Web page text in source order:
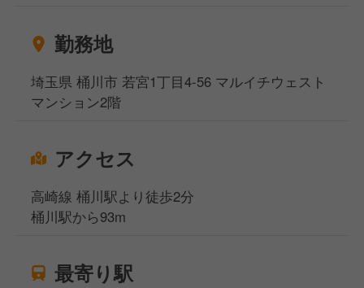
勤務地
埼玉県 桶川市 若宮1丁目4-56 マルイチウェスト
マンション2階
アクセス
高崎線 桶川駅より徒歩2分
桶川駅から93m
最寄り駅